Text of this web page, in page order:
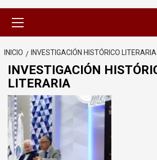
primario
INICIO INVESTIGACIÓN HISTÓRICO LITERARIA
INVESTIGACIÓN
LITERARIA